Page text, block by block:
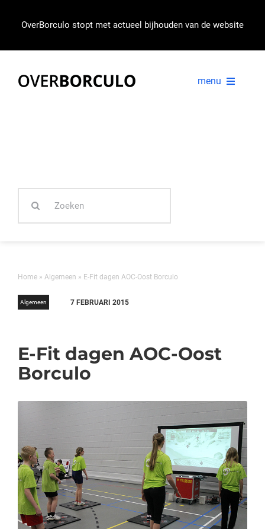
OverBorculo stopt met actueel bijhouden van de website
menu
IN BEELD
naar:
Home» Algemeen » E-Fit dagen AOC-Oost Borculo
Algemeen 7 FEBRUARI 2015
E-Fit dagen AOC-Oost
Borculo